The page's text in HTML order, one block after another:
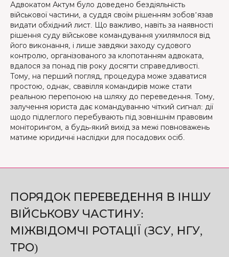
Адвокатом Актум було доведено бездіяльність
військової частини, а суддя своїм рішенням зобов’язав
видати обхідний лист. Що важливо, навіть за наявності
рішення суду військове командування ухилямлося від
його виконання, і лише завдяки заходу судового
контролю, організованого за клопотанням адвоката,
вдалося за понад пів року досягти справедливості.
Тому, на перший погляд, процедура може здаватися
простою, однак, свавілля командирів може стати
реальною перепоною на шляху до переведення. Тому,
залучення юриста дає командуванню чіткий сигнал: дії
щодо підлеглого перебувають під зовнішнім правовим
моніторингом, а будь-який вихід за межі повноважень
матиме юридичні наслідки для посадових осіб.
ПОРЯДОК ПЕРЕВЕДЕННЯ В ІНШУ
ВІЙСЬКОВУ ЧАСТИНУ:
МІЖВІДОМЧІ РОТАЦІЇ (ЗСУ, НГУ,
ТРО)